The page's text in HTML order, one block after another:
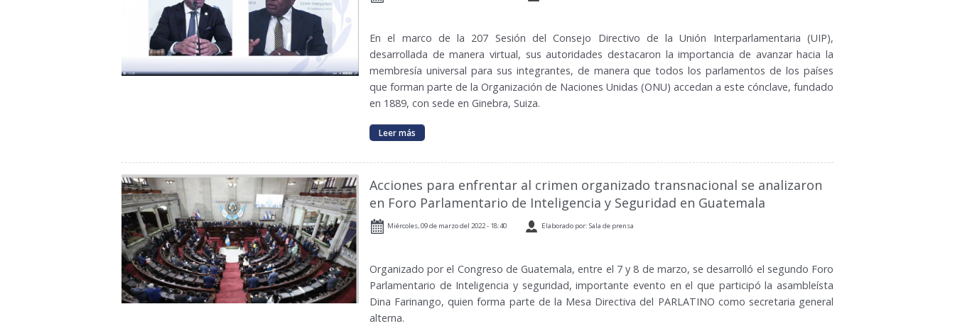
En el marco de la 207 Sesión del Consejo Directivo de la Unión Interparlamentaria (UIP),
desarrollada de manera virtual, sus autoridades destacaron la importancia de avanzar hacia la
membresía universal para sus integrantes, de manera que todos los parlamentos de los países
que forman parte de la Organización de Naciones Unidas (ONU) accedan a este cónclave, fundado
en 1889, con sede en Ginebra, Suiza.
Leer más
Acciones para enfrentar al crimen organizado transnacional se analizaron
en Foro Parlamentario de Inteligencia y Seguridad en Guatemala
Miércoles, 09 de marzo del 2022 - 18:40 Elaborado por: Sala de prensa
Organizado por el Congreso de Guatemala, entre el 7 y 8 de marzo, se desarrolló el segundo Foro
Parlamentario de Inteligencia y seguridad, importante evento en el que participó la asambleísta
Dina Farinango, quien forma parte de la Mesa Directiva del PARLATINO como secretaria general
alterna.